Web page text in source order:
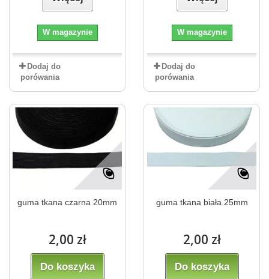
W magazynie
Dodaj do
porówania
W magazynie
Dodaj do
porówania
guma tkana czarna 20mm
2,00 zł
Do koszyka
guma tkana biała 25mm
2,00 zł
Do koszyka